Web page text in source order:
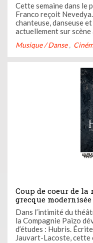
Cette semaine dans le
Franco reçoit
chanteuse, danseuse
actuellement sur
cette icône ? La
Musique / Danse
Coup de coeur de la
grecque
Folie Théâtre
Dans l’intimité du
la Compagnie Paizo
d’études : Hubris.
Jauvart-Lacoste, cette